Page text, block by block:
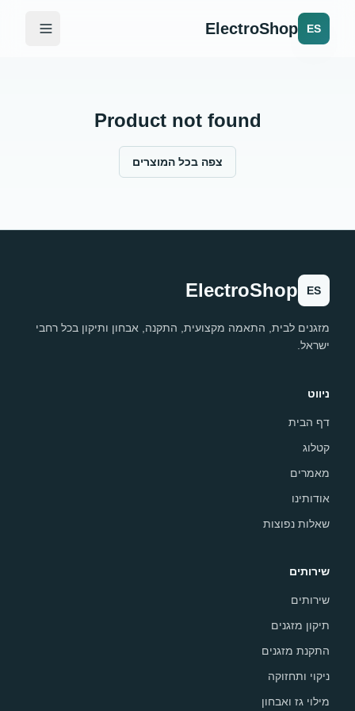
ES
ElectroShop
Product not found
צפה בכל המוצרים
ES
ElectroShop
מזגנים לבית, התאמה מקצועית, התקנה, אבחון ותיקון בכל רחבי
ישראל.
ניווט
דף הבית
קטלוג
מאמרים
אודותינו
שאלות נפוצות
שירותים
שירותים
תיקון מזגנים
התקנת מזגנים
ניקוי ותחזוקה
מילוי גז ואבחון